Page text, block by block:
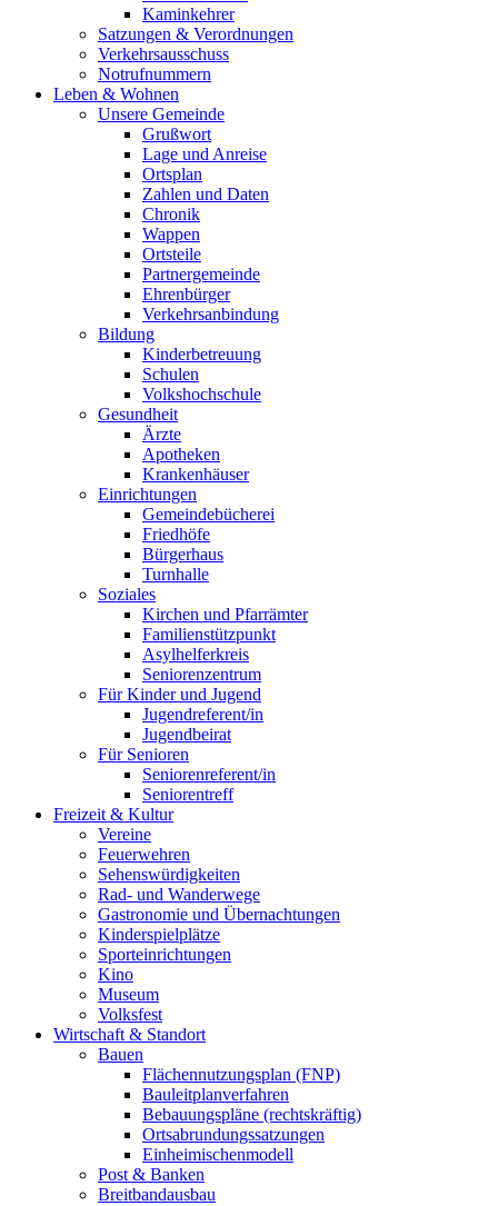
Kaminkehrer
Satzungen & Verordnungen
Verkehrsausschuss
Notrufnummern
Leben & Wohnen
Unsere Gemeinde
Grußwort
Lage und Anreise
Ortsplan
Zahlen und Daten
Chronik
Wappen
Ortsteile
Partnergemeinde
Ehrenbürger
Verkehrsanbindung
Bildung
Kinderbetreuung
Schulen
Volkshochschule
Gesundheit
Ärzte
Apotheken
Krankenhäuser
Einrichtungen
Gemeindebücherei
Friedhöfe
Bürgerhaus
Turnhalle
Soziales
Kirchen und Pfarrämter
Familienstützpunkt
Asylhelferkreis
Seniorenzentrum
Für Kinder und Jugend
Jugendreferent/in
Jugendbeirat
Für Senioren
Seniorenreferent/in
Seniorentreff
Freizeit & Kultur
Vereine
Feuerwehren
Sehenswürdigkeiten
Rad- und Wanderwege
Gastronomie und Übernachtungen
Kinderspielplätze
Sporteinrichtungen
Kino
Museum
Volksfest
Wirtschaft & Standort
Bauen
Flächennutzungsplan (FNP)
Bauleitplanverfahren
Bebauungspläne (rechtskräftig)
Ortsabrundungssatzungen
Einheimischenmodell
Post & Banken
Breitbandausbau